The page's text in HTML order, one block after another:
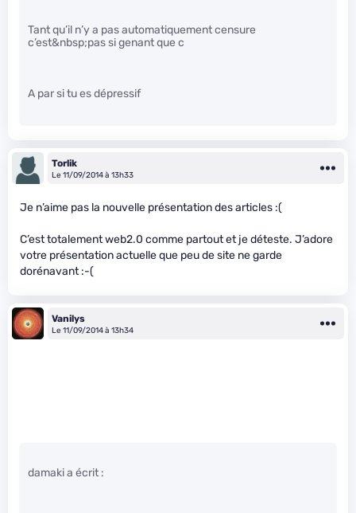
Tant qu’il n’y a pas automatiquement censure
c’est&nbsp;pas si genant que c
A par si tu es dépressif
Torlik
Le 11/09/2014 à 13h33
Je n’aime pas la nouvelle présentation des articles :(
C’est totalement web2.0 comme partout et je déteste. J’adore
votre présentation actuelle que peu de site ne garde
dorénavant :-(
Vanilys
Le 11/09/2014 à 13h34
damaki a écrit :